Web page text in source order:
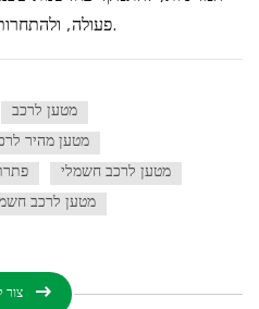
פעולה, ולהתחרות בשוק כדי להשיג הצלחה.
מטען לרכב
מטען מהיר
מטען לרכב חשמלי
מטען לרכב
צור קשר